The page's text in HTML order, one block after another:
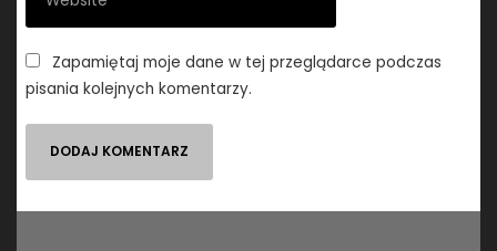
Zapamiętaj moje dane w tej przeglądarce podczas
pisania kolejnych komentarzy.